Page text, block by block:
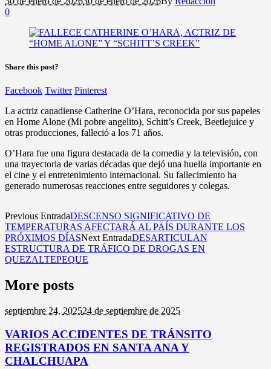
0
Share this post?
Facebook Twitter Pinterest
La actriz canadiense Catherine O’Hara, reconocida por sus papeles
en Home Alone (Mi pobre angelito), Schitt’s Creek, Beetlejuice y
otras producciones, falleció a los 71 años.
O’Hara fue una figura destacada de la comedia y la televisión, con
una trayectoria de varias décadas que dejó una huella importante en
el cine y el entretenimiento internacional. Su fallecimiento ha
generado numerosas reacciones entre seguidores y colegas.
Previous EntradaDESCENSO SIGNIFICATIVO DE
TEMPERATURAS AFECTARÁ AL PAÍS DURANTE LOS
PRÓXIMOS DÍASNext EntradaDESARTICULAN
ESTRUCTURA DE TRÁFICO DE DROGAS EN
QUEZALTEPEQUE
More posts
septiembre 24, 202524 de septiembre de 2025
VARIOS ACCIDENTES DE TRÁNSITO
REGISTRADOS EN SANTA ANA Y
CHALCHUAPA